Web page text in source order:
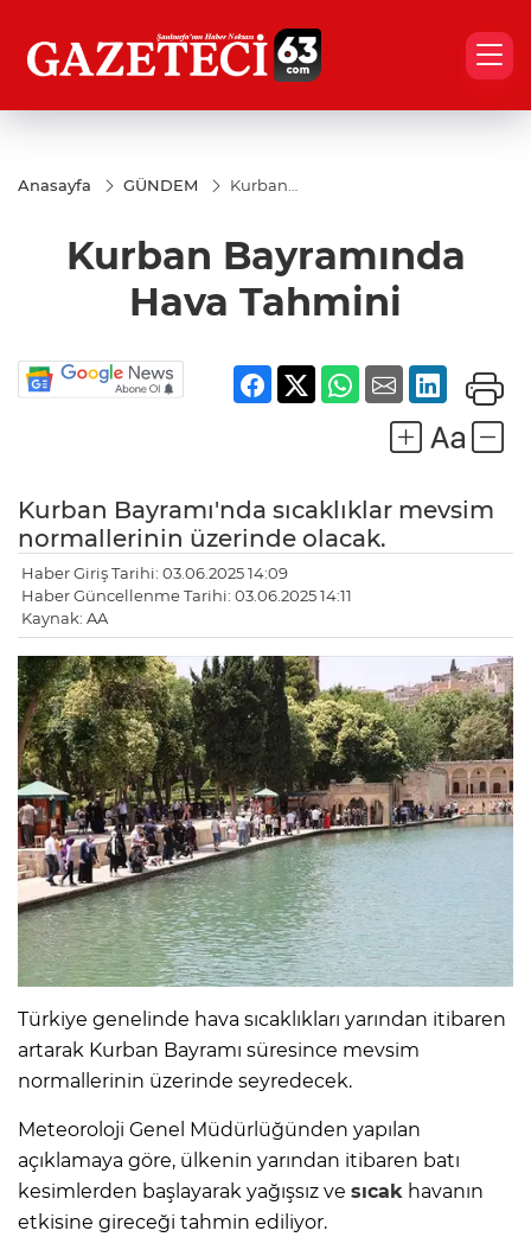
Anasayfa GÜNDEM
Kurban
Tahmini
Kurban Bayramında
Hava Tahmini
Kurban Bayramı'nda sıcaklıklar mevsim
normallerinin üzerinde olacak.
Haber Giriş Tarihi: 03.06.2025 14:09
Haber Güncellenme Tarihi: 03.06.2025 14:11
Kaynak: AA
Türkiye genelinde hava sıcaklıkları yarından itibaren
artarak Kurban Bayramı süresince mevsim
normallerinin üzerinde seyredecek.
Meteoroloji Genel Müdürlüğünden yapılan
açıklamaya göre, ülkenin yarından itibaren batı
kesimlerden başlayarak yağışsız ve sıcak havanın
etkisine gireceği tahmin ediliyor.